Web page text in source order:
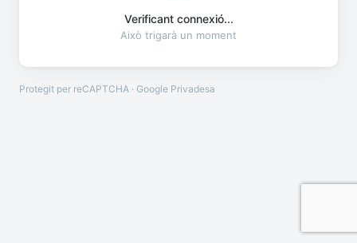
Verificant connexió...
Això trigarà un moment
Protegit per reCAPTCHA · Google Privadesa